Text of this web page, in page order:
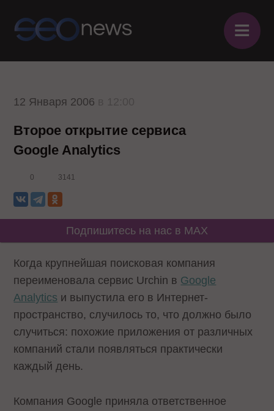
≡
12 Января 2006
Второе открытие сервиса
Google Analytics
0 3141
Подпишитесь на нас в MAX
Когда крупнейшая поисковая компания
переименовала сервис Urchin в Google
Analytics и выпустила его в Интернет-
пространство, случилось то, что должно было
случиться: похожие приложения от различных
компаний стали появляться практически
каждый день.
Компания Google приняла ответственное